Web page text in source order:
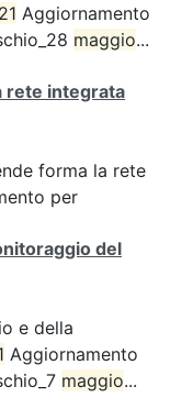
Aggiornamento
maggio...
rete integrata
forma la rete
per
del
e della
Aggiornamento
maggio...